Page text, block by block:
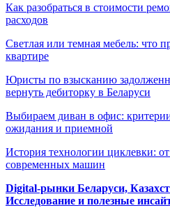
Как разобраться в стоимости
расходов
Светлая или темная мебель: что
квартире
Юристы по взысканию
вернуть дебиторку в Беларуси
Выбираем диван в офис:
ожидания и приемной
История технологии циклевки:
современных машин
Digital-рынки Беларуси,
Исследование и полезные